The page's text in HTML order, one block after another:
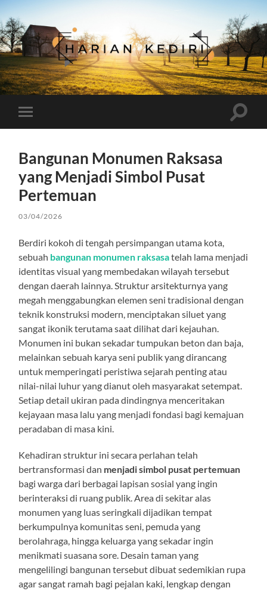
Harian
Kediri
mobile
Toggle
Bangunan Monumen Raksasa
yang Menjadi Simbol Pusat
Pertemuan
03/04/2026
Berdiri kokoh di tengah persimpangan utama kota,
sebuah bangunan monumen raksasatelah lama menjadi
identitas visual yang membedakan wilayah tersebut
dengan daerah lainnya. Struktur arsitekturnya yang
megah menggabungkan elemen seni tradisional dengan
teknik konstruksi modern, menciptakan siluet yang
sangat ikonik terutama saat dilihat dari kejauhan.
Monumen ini bukan sekadar tumpukan beton dan baja,
melainkan sebuah karya seni publik yang dirancang
untuk memperingati peristiwa sejarah penting atau
nilai-nilai luhur yang dianut oleh masyarakat setempat.
Setiap detail ukiran pada dindingnya menceritakan
kejayaan masa lalu yang menjadi fondasi bagi kemajuan
peradaban di masa kini.
Kehadiran struktur ini secara perlahan telah
bertransformasi dan menjadi simbol pusat pertemuan
bagi warga dari berbagai lapisan sosial yang ingin
berinteraksi di ruang publik. Area di sekitar alas
monumen yang luas seringkali dijadikan tempat
berkumpulnya komunitas seni, pemuda yang
berolahraga, hingga keluarga yang sekadar ingin
menikmati suasana sore. Desain taman yang
mengelilingi bangunan tersebut dibuat sedemikian rupa
agar sangat ramah bagi pejalan kaki, lengkap dengan